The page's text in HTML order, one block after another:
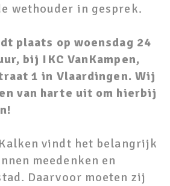
wethouder in gesprek.
plaats op woensdag 24
bij IKC VanKampen,
1 in Vlaardingen. Wij
van harte uit om hierbij
vindt het belangrijk
meedenken en
Daarvoor moeten zij